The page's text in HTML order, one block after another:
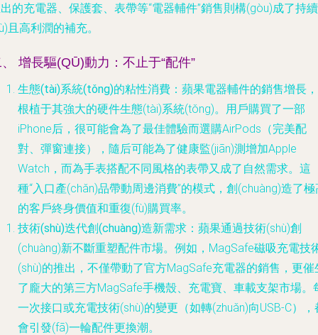
的充電器、保護套、表帶等“電器輔件”銷售則構(gòu)成了持續
且高利潤的補充。
增長驅(QŪ)動力：不止于“配件”
生態(tài)系統(tǒng)的粘性消費 ：蘋果電器輔件的銷售增長，
根植于其強大的硬件生態(tài)系統(tǒng)。用戶購買了一部
iPhone后，很可能會為了最佳體驗而選購AirPods（完美配
對、彈窗連接），隨后可能為了健康監(jiān)測增加Apple
Watch，而為手表搭配不同風格的表帶又成了自然需求。這
種“入口產(chǎn)品帶動周邊消費”的模式，創(chuàng)造了極
的客戶終身價值和重復(fù)購買率。
技術(shù)迭代創(chuàng)造新需求 ：蘋果通過技術(shù)創
(chuàng)新不斷重塑配件市場。例如，MagSafe磁吸充電技
(shù)的推出，不僅帶動了官方MagSafe充電器的銷售，更催
了龐大的第三方MagSafe手機殼、充電寶、車載支架市場。
一次接口或充電技術(shù)的變更（如轉(zhuǎn)向USB-C），
會引發(fā)一輪配件更換潮。